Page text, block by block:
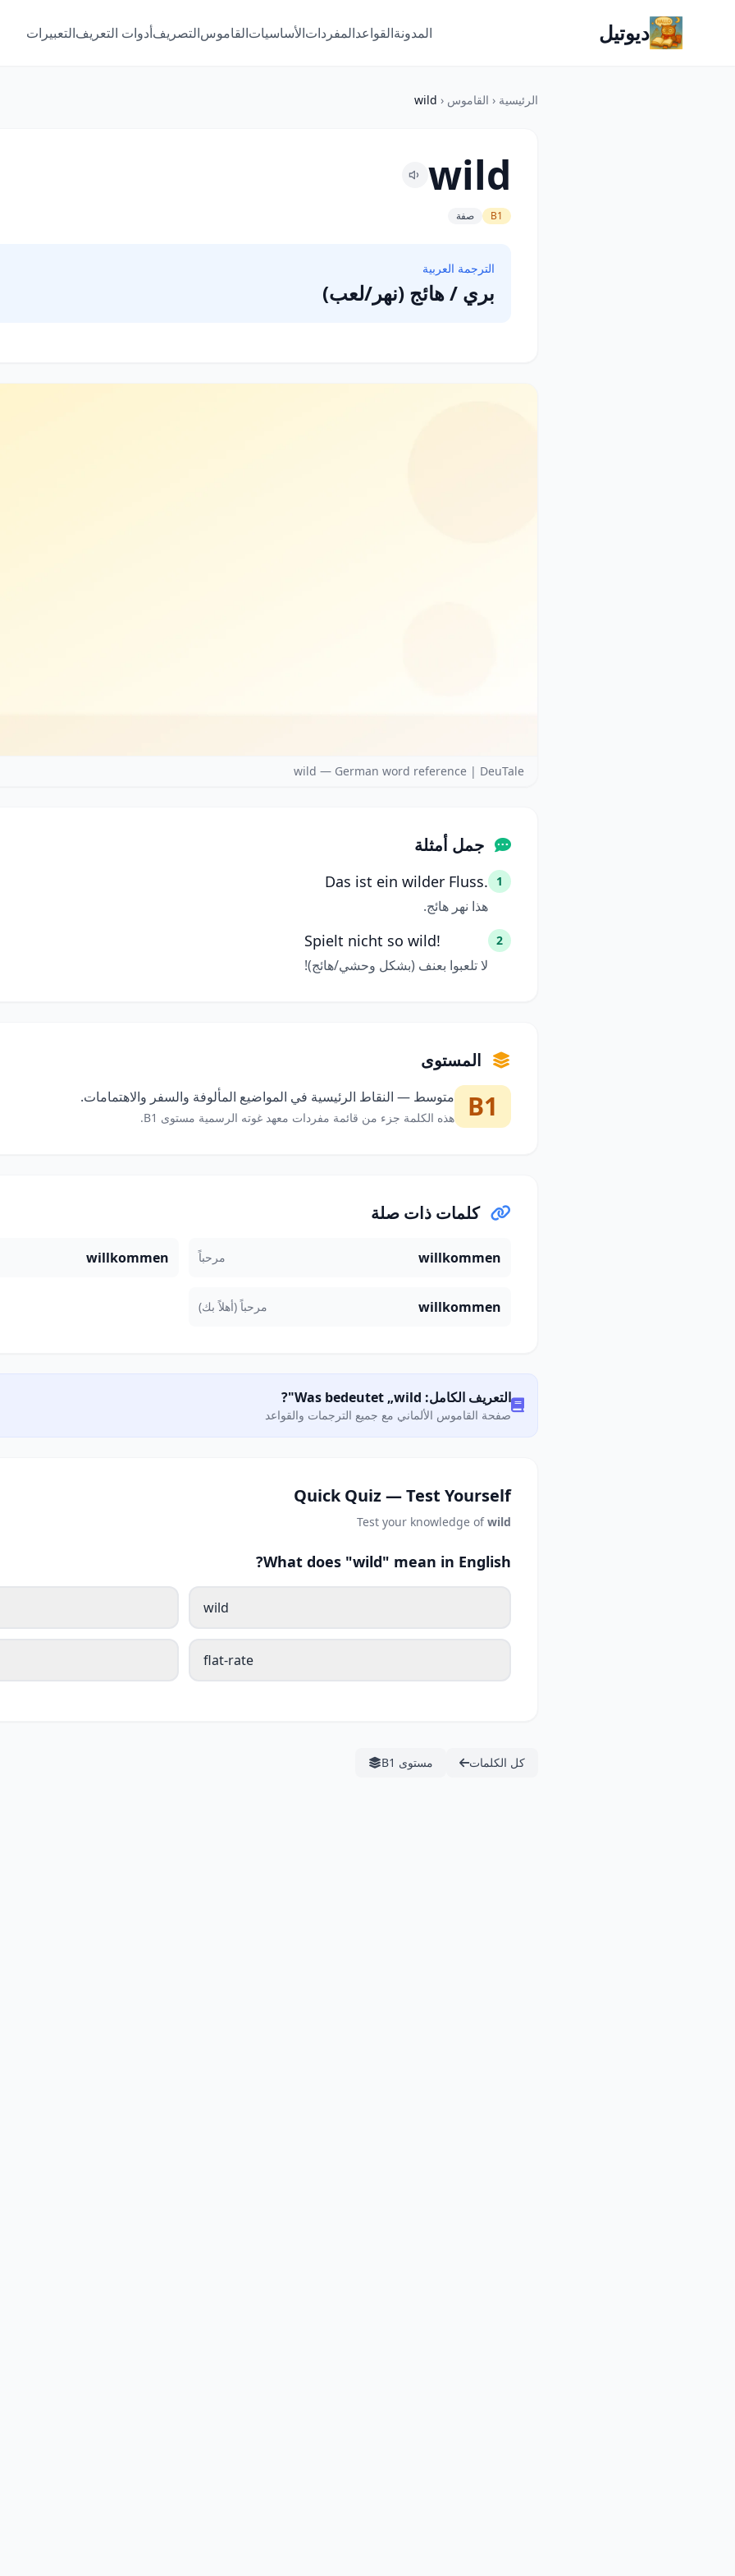
ديوتيل المدونةالقواعدالمفرداتالأساسياتالقاموسالتصريفأدوات التعريفالتعبيرات
الرئيسية ‹ القاموس ‹
wild
wild
B1 صفة
الترجمة العربية
بري / هائج (نهر/لعب)
wild — German word reference | DeuTale
جمل أمثلة
1
Das ist ein wilder Fluss.
هذا نهر هائج.
2
Spielt nicht so wild!
لا تلعبوا بعنف (بشكل وحشي/هائج)!
المستوى
B1 متوسط — النقاط الرئيسية في المواضيع المألوفة والسفر والاهتمامات.
هذه الكلمة جزء من قائمة مفردات معهد غوته الرسمية مستوى B1.
كلمات ذات صلة
willkommen مرحباً willkommen
willkommen مرحباً (أهلاً بك)
التعريف الكامل: Was bedeutet „wild"?
صفحة القاموس الألماني مع جميع الترجمات والقواعد
Quick Quiz — Test Yourself
Test your knowledge ofwild
What does "wild" mean in English?
wild
flat-rate
كل الكلمات مستوى B1